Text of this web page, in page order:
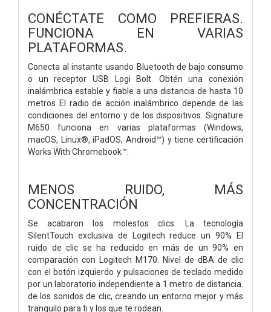
CONÉCTATE COMO PREFIERAS.
FUNCIONA EN VARIAS
PLATAFORMAS.
Conecta al instante usando Bluetooth de bajo consumo
o un receptor USB Logi Bolt. Obtén una conexión
inalámbrica estable y fiable a una distancia de hasta 10
metros El radio de acción inalámbrico depende de las
condiciones del entorno y de los dispositivos. Signature
M650 funciona en varias plataformas (Windows,
macOS, Linux®, iPadOS, Android™) y tiene certificación
Works With Chromebook™.
MENOS RUIDO, MÁS
CONCENTRACIÓN
Se acabaron los molestos clics. La tecnología
SilentTouch exclusiva de Logitech reduce un 90% El
ruido de clic se ha reducido en más de un 90% en
comparación con Logitech M170. Nivel de dBA de clic
con el botón izquierdo y pulsaciones de teclado medido
por un laboratorio independiente a 1 metro de distancia.
de los sonidos de clic, creando un entorno mejor y más
tranquilo para ti y los que te rodean.